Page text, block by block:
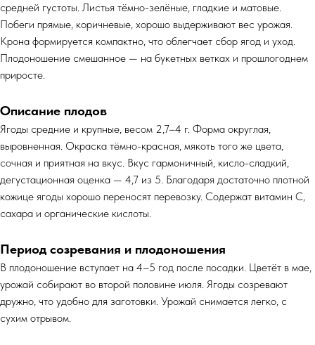
средней густоты. Листья тёмно-зелёные, гладкие и матовые.
Побеги прямые, коричневые, хорошо выдерживают вес урожая.
Крона формируется компактно, что облегчает сбор ягод и уход.
Плодоношение смешанное — на букетных ветках и прошлогоднем
приросте.
Описание плодов
Ягоды средние и крупные, весом 2,7–4 г. Форма округлая,
выровненная. Окраска тёмно-красная, мякоть того же цвета,
сочная и приятная на вкус. Вкус гармоничный, кисло-сладкий,
дегустационная оценка — 4,7 из 5. Благодаря достаточно плотной
кожице ягоды хорошо переносят перевозку. Содержат витамин С,
сахара и органические кислоты.
Период созревания и плодоношения
В плодоношение вступает на 4–5 год после посадки. Цветёт в мае,
урожай собирают во второй половине июля. Ягоды созревают
дружно, что удобно для заготовки. Урожай снимается легко, с
сухим отрывом.